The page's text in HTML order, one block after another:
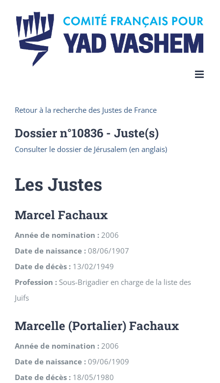
content
Retour à la recherche des Justes de France
Dossier n°10836 - Juste(s)
Consulter le dossier de Jérusalem (en anglais)
Les Justes
Marcel Fachaux
Année de nomination : 2006
Date de naissance : 08/06/1907
Date de décès : 13/02/1949
Profession : Sous-Brigadier en charge de la liste des
Juifs
Marcelle (Portalier) Fachaux
Année de nomination : 2006
Date de naissance : 09/06/1909
Date de décès : 18/05/1980